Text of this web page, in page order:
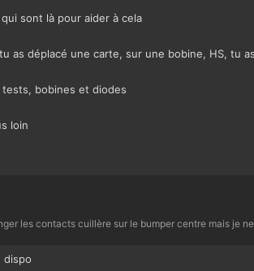
sont là pour aider à cela
as déplacé une carte, sur une bobine, HS, tu
tests, bobines et diodes
loin
les contacts cuillère sur le bumper centre mais je
dispo